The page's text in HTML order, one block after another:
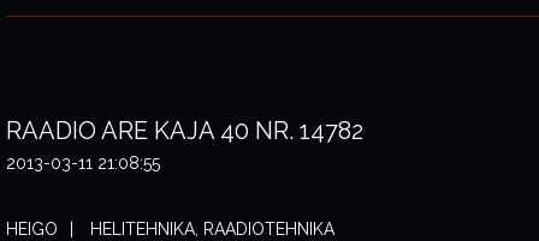
RAADIO ARE KAJA 40 NR. 14782
2013-03-11 21:08:55
HEIGO HELITEHNIKA, RAADIOTEHNIKA